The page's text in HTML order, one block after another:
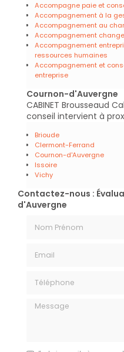
Accompagne paie et
Accompagnement à la
Accompagnement au
Accompagnement
Accompagnement
ressources humaines
Accompagnement et
entreprise
Cournon-d'Auvergne
CABINET Brousseaud
conseil intervient à
Brioude
Clermont-Ferrand
Cournon-d'Auvergne
Issoire
Vichy
Contactez-nous :
d'Auvergne
Message